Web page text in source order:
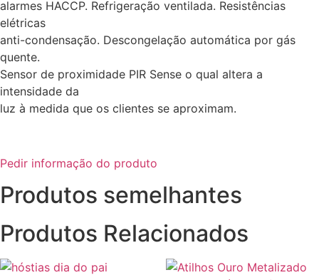
alarmes HACCP. Refrigeração ventilada. Resistências
elétricas
anti-condensação. Descongelação automática por gás
quente.
Sensor de proximidade PIR Sense o qual altera a
intensidade da
luz à medida que os clientes se aproximam.
Pedir informação do produto
Produtos semelhantes
Produtos Relacionados